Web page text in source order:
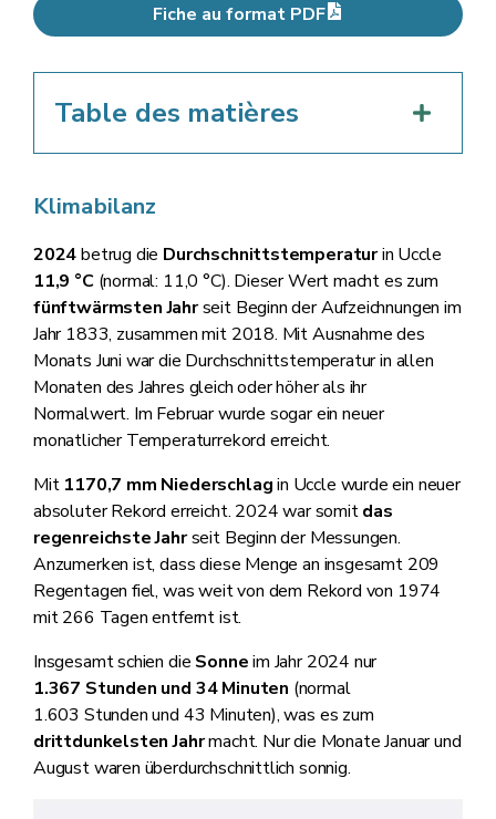
Fiche au format PDF
Table des matières
Klimabilanz
2024betrug die Durchschnittstemperaturin Uccle
11,9 °C(normal: 11,0 °C). Dieser Wert macht es zum
fünftwärmsten Jahrseit Beginn der Aufzeichnungen im
Jahr 1833, zusammen mit 2018. Mit Ausnahme des
Monats Juni war die Durchschnittstemperatur in allen
Monaten des Jahres gleich oder höher als ihr
Normalwert. Im Februar wurde sogar ein neuer
monatlicher Temperaturrekord erreicht.
Mit 1170,7 mm Niederschlagin Uccle wurde ein neuer
absoluter Rekord erreicht. 2024 war somitdas
regenreichste Jahrseit Beginn der Messungen.
Anzumerken ist, dass diese Menge an insgesamt 209
Regentagen fiel, was weit von dem Rekord von 1974
mit 266 Tagen entfernt ist.
Insgesamt schien die Sonneim Jahr 2024 nur
1.367 Stunden und 34 Minuten (normal
1.603 Stunden und 43 Minuten), was es zum
drittdunkelsten Jahrmacht. Nur die Monate Januar und
August waren überdurchschnittlich sonnig.